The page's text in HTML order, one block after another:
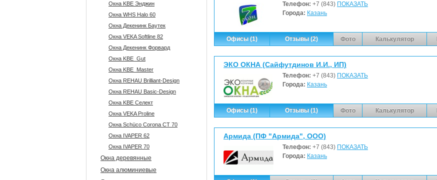
Телефон: +7 (843) ПОКАЗАТЬ
Города: Казань
Офисы (1) Отзывы (2) Фото Калькулятор
ЭКО ОКНА (Сайфутдинов И.И., ИП)
Телефон: +7 (843) ПОКАЗАТЬ
Города: Казань
Офисы (1) Отзывы (1) Фото Калькулятор
Армида (ПФ "Армида", ООО)
Телефон: +7 (843) ПОКАЗАТЬ
Города: Казань
Окна KBE Энджин
Окна WHS Halo 60
Окна Декенинк Баутек
Окна VEKA Softline 82
Окна Декенинк Форвард
Окна KBE_Gut
Окна KBE_Master
Окна REHAU Brilliant-Design
Окна REHAU Basic-Design
Окна KBE Селект
Окна VEKA Proline
Окна Sсhüco Corona CT 70
Окна IVAPER 62
Окна IVAPER 70
Окна деревянные
Окна алюминиевые